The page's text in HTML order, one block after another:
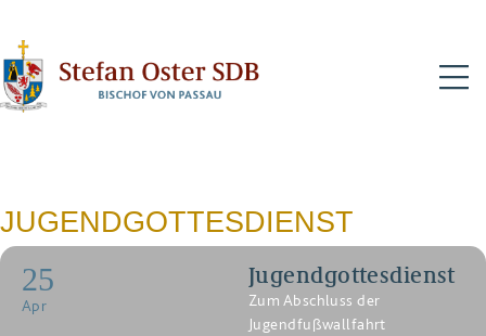
JUGENDGOTTESDIENST
25
Apr
Jugendgottesdienst
Zum Abschluss der
Jugendfußwallfahrt